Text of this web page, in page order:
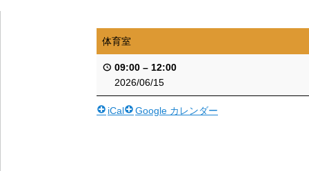
体育室
09:00 – 12:00
2026/06/15
iCal Google カレンダー